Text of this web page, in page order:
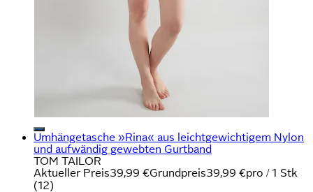
Umhängetasche »Rina« aus leichtgewichtigem Nylon
und aufwändig gewebten Gurtband
TOM TAILOR
Aktueller Preis39,99 €Grundpreis39,99 €pro / 1 Stk
(12)